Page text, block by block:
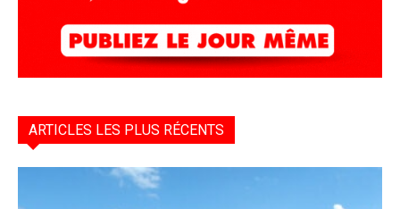
ARTICLES LES PLUS RÉCENTS